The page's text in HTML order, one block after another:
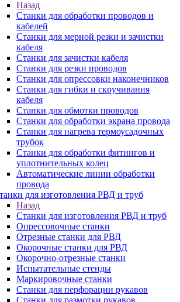
Назад
Станки для обработки проводов и
кабелей
Станки для мерной резки и зачистки
кабеля
Станки для зачистки кабеля
Станки для резки проводов
Станки для опрессовки наконечников
Станки для гибки и скручивания
кабеля
Станки для обмотки проводов
Станки для обработки экрана провода
Станки для нагрева термоусадочных
трубок
Станки для обработки фитингов и
уплотнительных колец
Автоматические линии обработки
провода
для изготовления РВД и труб
Назад
Станки для изготовления РВД и труб
Опрессовочные станки
Отрезные станки для РВД
Окорочные станки для РВД
Окорочно-отрезные станки
Испытательные стенды
Маркировочные станки
Станки для перфорации рукавов
Станки для размотки рукавов